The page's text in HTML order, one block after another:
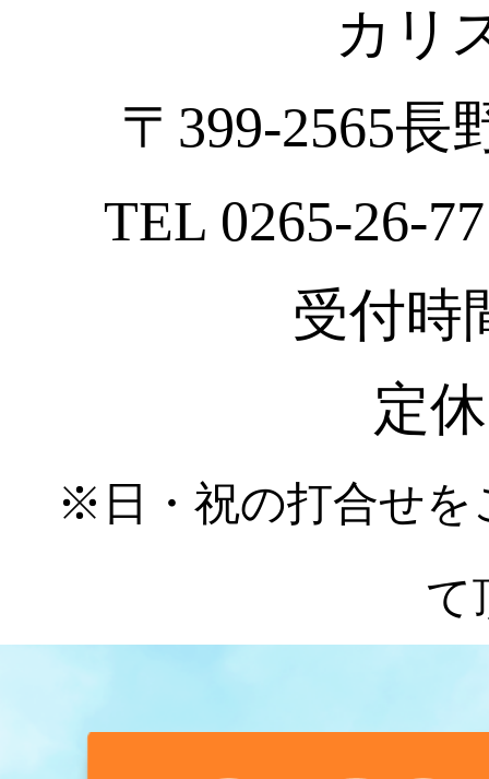
カリ
〒399-2565長
TEL 0265-26-
受付時
定
※日・祝の打合せを
て